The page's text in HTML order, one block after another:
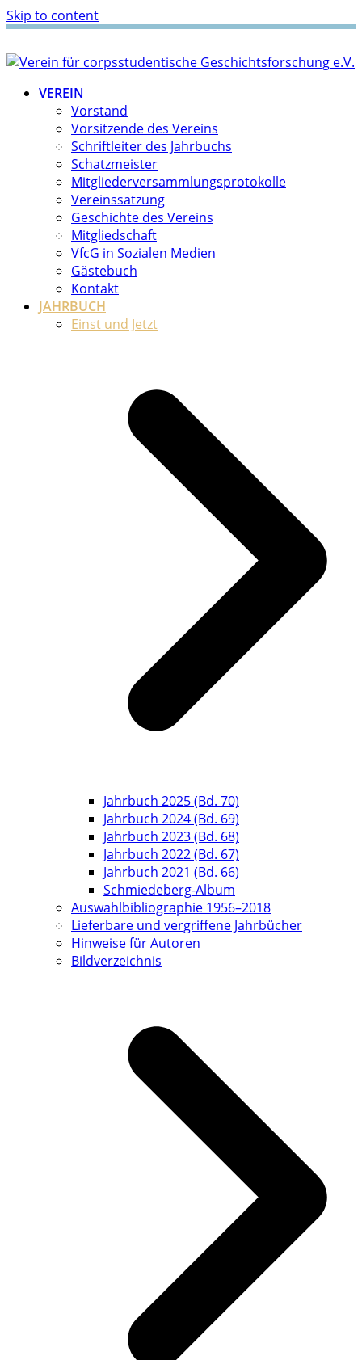
Skip to content
VEREIN
Vorstand
Vorsitzende des Vereins
Schriftleiter des Jahrbuchs
Schatzmeister
Mitgliederversammlungsprotokolle
Vereinssatzung
Geschichte des Vereins
Mitgliedschaft
VfcG in Sozialen Medien
Gästebuch
Kontakt
JAHRBUCH
Einst und Jetzt
Jahrbuch 2025 (Bd. 70)
Jahrbuch 2024 (Bd. 69)
Jahrbuch 2023 (Bd. 68)
Jahrbuch 2022 (Bd. 67)
Jahrbuch 2021 (Bd. 66)
Schmiedeberg-Album
Auswahlbibliographie 1956–2018
Lieferbare und vergriffene Jahrbücher
Hinweise für Autoren
Bildverzeichnis